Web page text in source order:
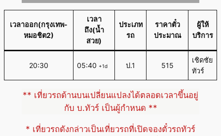
เวลาออก(กรุงเทพ-
หมอชิต2)
เวลา
ถึง(น้ำ
สวย)
ประเภท
รถ
ราคาตั๋ว
ประมาณ
ผู้ให้
บริการ
20:30 05:40 +1d ป.1 515
เชิดชัย
ทัวร์
** เที่ยวรถด้านบนเปลี่ยนแปลงได้ตลอดเวลาขึ้นอยู่
กับ บ.ทัวร์ เป็นผู้กำหนด **
* เที่ยวรถดังกล่าวเป็นเที่ยวรถที่เปิดจองตั๋วรถทัวร์